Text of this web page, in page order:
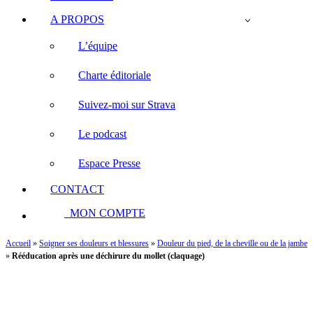
A PROPOS
L’équipe
Charte éditoriale
Suivez-moi sur Strava
Le podcast
Espace Presse
CONTACT
MON COMPTE
Accueil » Soigner ses douleurs et blessures » Douleur du pied, de la cheville ou de la jambe
» Rééducation après une déchirure du mollet (claquage)